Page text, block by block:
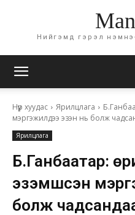
Нийгэмд гэрэл
Нүүр хуудас Ярилцлага
мэргэжилдээ эзэн нь болж
Ярилцлага
Б.Ганбаатар:
эзэмшсэн
болж